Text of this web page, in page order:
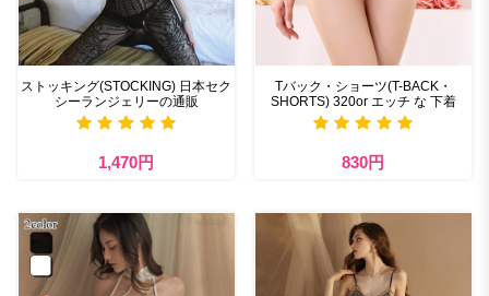
ストッキング(STOCKING) 日本セク
シーランジェリーの通販
1,470円
Tバック・ショーツ(T-BACK・
SHORTS) 320or エッチ な 下着
830円